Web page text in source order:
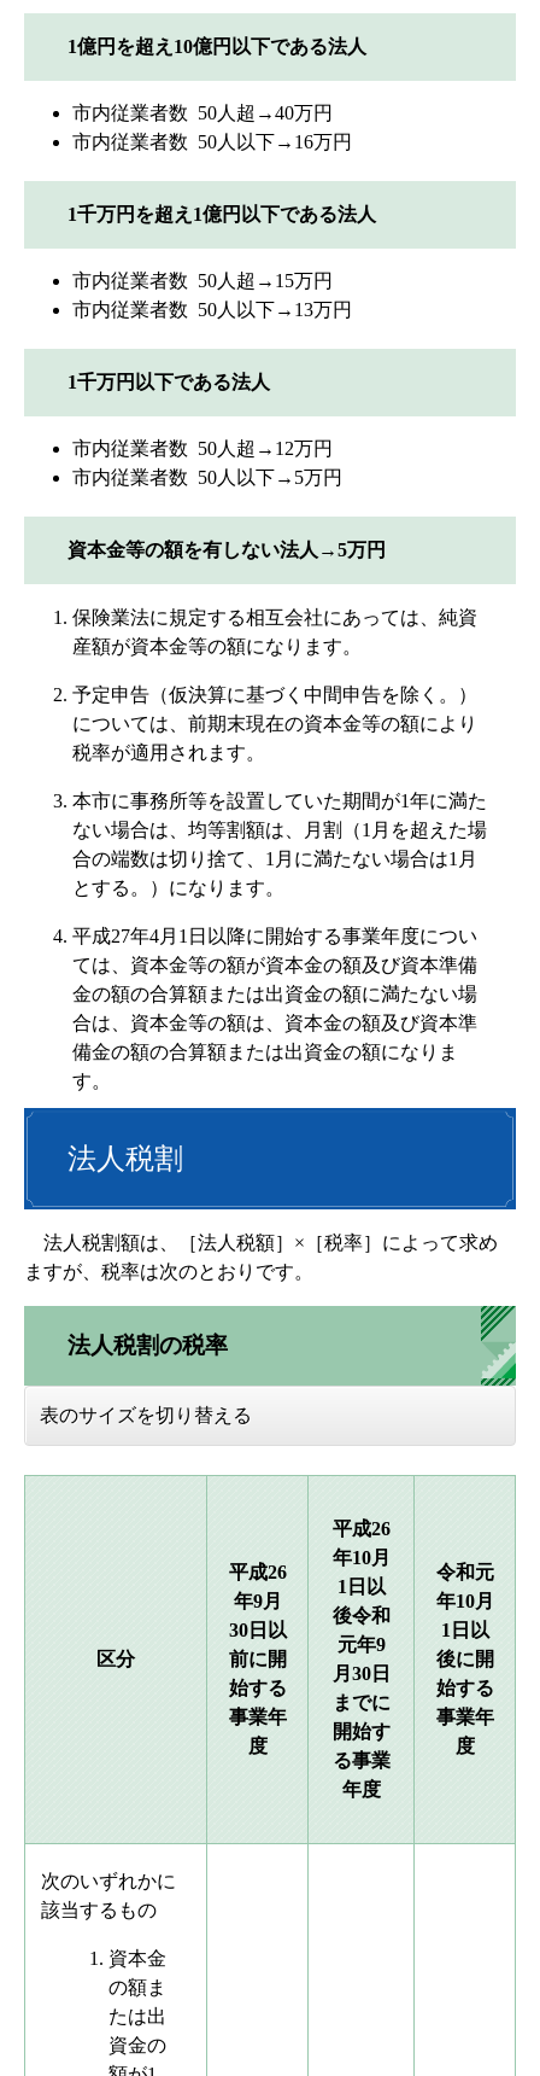
1億円を超え10億円以下である法人
市内従業者数 50人超→40万円
市内従業者数 50人以下→16万円
1千万円を超え1億円以下である法人
市内従業者数 50人超→15万円
市内従業者数 50人以下→13万円
1千万円以下である法人
市内従業者数 50人超→12万円
市内従業者数 50人以下→5万円
資本金等の額を有しない法人→5万円
保険業法に規定する相互会社にあっては、純資
産額が資本金等の額になります。
予定申告（仮決算に基づく中間申告を除く。）
については、前期末現在の資本金等の額により
税率が適用されます。
本市に事務所等を設置していた期間が1年に満た
ない場合は、均等割額は、月割（1月を超えた場
合の端数は切り捨て、1月に満たない場合は1月
とする。）になります。
平成27年4月1日以降に開始する事業年度につい
ては、資本金等の額が資本金の額及び資本準備
金の額の合算額または出資金の額に満たない場
合は、資本金等の額は、資本金の額及び資本準
備金の額の合算額または出資金の額になりま
す。
法人税割
法人税割額は、［法人税額］×［税率］によって求め
ますが、税率は次のとおりです。
法人税割の税率
表のサイズを切り替える
区分
平成26
年9月
30日以
前に開
始する
事業年
度
平成26
年10月
1日以
後令和
元年9
月30日
までに
開始す
る事業
年度
令和元
年10月
1日以
後に開
始する
事業年
度
次のいずれかに
該当するもの
資本金
の額ま
たは出
資金の